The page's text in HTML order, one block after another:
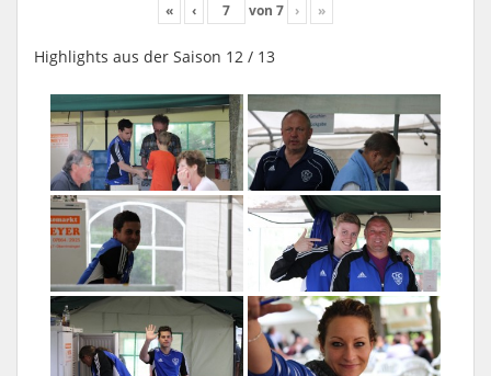
« ‹ von 7 › »
Highlights aus der Saison 12 / 13